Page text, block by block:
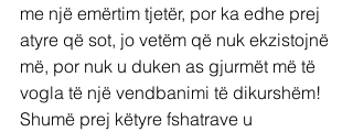
me një emërtim tjetër, por ka edhe prej
atyre që sot, jo vetëm që nuk ekzistojnë
më, por nuk u duken as gjurmët më të
vogla të një vendbanimi të dikurshëm!
Shumë prej këtyre fshatrave u